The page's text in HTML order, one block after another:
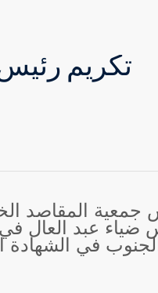
تكريم
جمعية المقاصد
ضياء عبد العال في
في الشهادة